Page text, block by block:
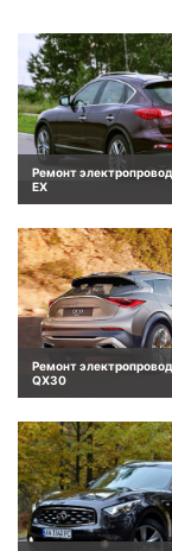
Ремонт
EX
Ремонт
QX30